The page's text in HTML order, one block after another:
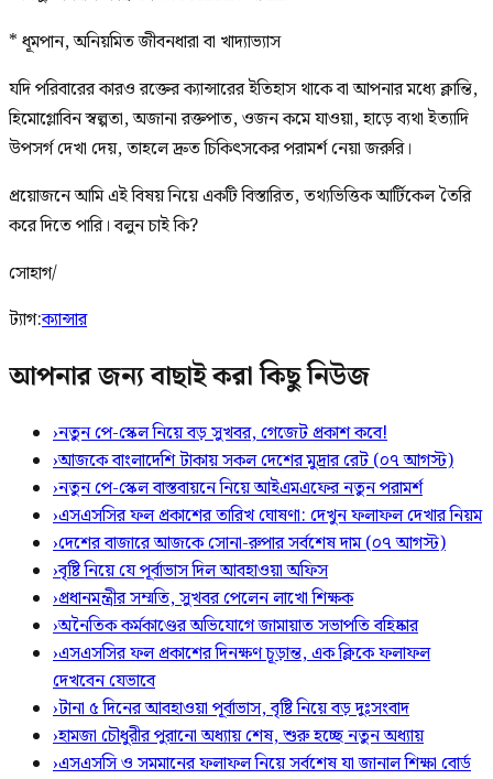
* ধূমপান, অনিয়মিত জীবনধারা বা খাদ্যাভ্যাস
যদি পরিবারের কারও রক্তের ক্যান্সারের ইতিহাস থাকে বা আপনার মধ্যে ক্লান্তি,
হিমোগ্লোবিন স্বল্পতা, অজানা রক্তপাত, ওজন কমে যাওয়া, হাড়ে ব্যথা ইত্যাদি
উপসর্গ দেখা দেয়, তাহলে দ্রুত চিকিৎসকের পরামর্শ নেয়া জরুরি।
প্রয়োজনে আমি এই বিষয় নিয়ে একটি বিস্তারিত, তথ্যভিত্তিক আর্টিকেল তৈরি
করে দিতে পারি। বলুন চাই কি?
সোহাগ/
ট্যাগ:ক্যান্সার
আপনার জন্য বাছাই করা কিছু নিউজ
›নতুন পে-স্কেল নিয়ে বড় সুখবর, গেজেট প্রকাশ কবে!
›আজকে বাংলাদেশি টাকায় সকল দেশের মুদ্রার রেট (০৭ আগস্ট)
›নতুন পে-স্কেল বাস্তবায়নে নিয়ে আইএমএফের নতুন পরামর্শ
›এসএসসির ফল প্রকাশের তারিখ ঘোষণা: দেখুন ফলাফল দেখার নিয়ম
›দেশের বাজারে আজকে সোনা-রুপার সর্বশেষ দাম (০৭ আগস্ট)
›বৃষ্টি নিয়ে যে পূর্বাভাস দিল আবহাওয়া অফিস
›প্রধানমন্ত্রীর সম্মতি, সুখবর পেলেন লাখো শিক্ষক
›অনৈতিক কর্মকাণ্ডের অভিযোগে জামায়াত সভাপতি বহিষ্কার
›এসএসসির ফল প্রকাশের দিনক্ষণ চূড়ান্ত, এক ক্লিকে ফলাফল
দেখবেন যেভাবে
›টানা ৫ দিনের আবহাওয়া পূর্বাভাস, বৃষ্টি নিয়ে বড় দুঃসংবাদ
›হামজা চৌধুরীর পুরানো অধ্যায় শেষ, শুরু হচ্ছে নতুন অধ্যায়
›এসএসসি ও সমমানের ফলাফল নিয়ে সর্বশেষ যা জানাল শিক্ষা বোর্ড